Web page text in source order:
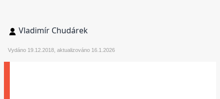
Vladimír Chudárek
Vydáno 19.12.2018, aktualizováno 16.1.2026